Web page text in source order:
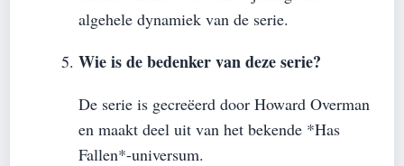
algehele dynamiek van de serie.
Wie is de bedenker van deze serie?
De serie is gecreëerd door Howard Overman
en maakt deel uit van het bekende *Has
Fallen*-universum.